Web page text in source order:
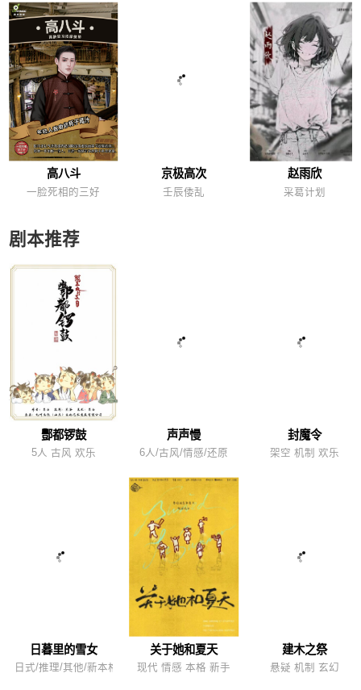
高八斗
一脸死相的三好
京极高次
壬辰倭乱
赵雨欣
采葛计划
剧本推荐
酆都锣鼓
5人 古风 欢乐
声声慢
6人/古风/情感/还原
封魔令
架空 机制 欢乐
日暮里的雪女
日式/推理/其他/新本格/还原
关于她和夏天
现代 情感 本格 新手
建木之祭
悬疑 机制 玄幻